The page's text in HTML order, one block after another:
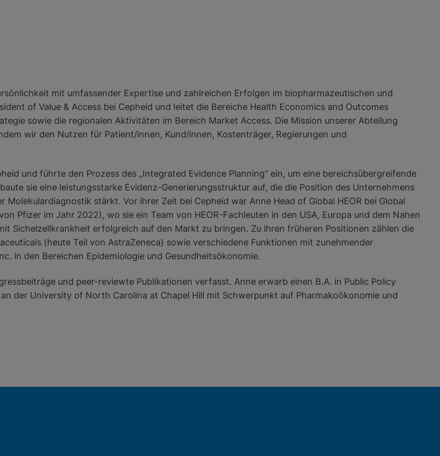
mit umfassender Expertise und zahlreichen Erfolgen im biopharmazeutischen und
of Value & Access bei Cepheid und leitet die Bereiche Health Economics and Outcomes
sowie die regionalen Aktivitäten im Bereich Market Access. Die Mission unserer Abteilung
wir den Nutzen für Patient/innen, Kund/innen, Kostenträger, Regierungen und
und führte den Prozess des „Integrated Evidence Planning“ ein, um eine bereichsübergreifende
sie eine leistungsstarke Evidenz-Generierungsstruktur auf, die die Position des Unternehmens
stärkt. Vor ihrer Zeit bei Cepheid war Anne Head of Global HEOR bei Global
Pfizer im Jahr 2022), wo sie ein Team von HEOR-Fachleuten in den USA, Europa und dem Nahen
Sichelzellkrankheit erfolgreich auf den Markt zu bringen. Zu ihren früheren Positionen zählen die
(heute Teil von AstraZeneca) sowie verschiedene Funktionen mit zunehmender
in den Bereichen Epidemiologie und Gesundheitsökonomie.
und peer-reviewte Publikationen verfasst. Anne erwarb einen B.A. in Public Policy
der University of North Carolina at Chapel Hill mit Schwerpunkt auf Pharmakoökonomie und